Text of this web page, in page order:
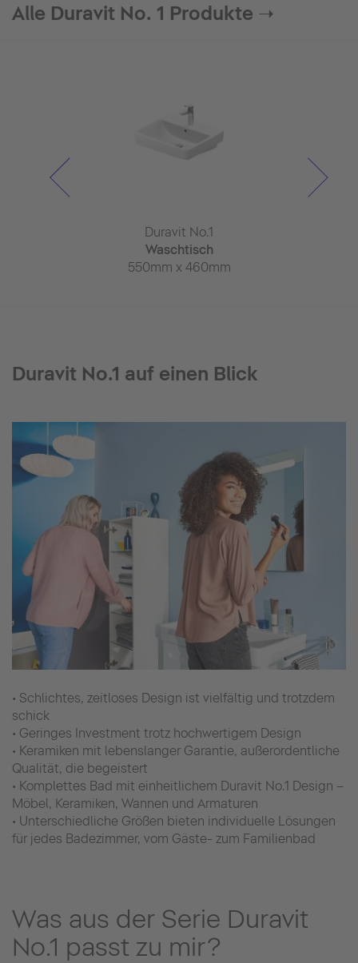
Alle Duravit No. 1 Produkte ➝
Duravit No.1
Waschtisch
550mm x 460mm
Duravit No.1 auf einen Blick
• Schlichtes, zeitloses Design ist vielfältig und trotzdem
schick
• Geringes Investment trotz hochwertigem Design
• Keramiken mit lebenslanger Garantie, außerordentliche
Qualität, die begeistert
• Komplettes Bad mit einheitlichem Duravit No.1 Design –
Möbel, Keramiken, Wannen und Armaturen
• Unterschiedliche Größen bieten individuelle Lösungen
für jedes Badezimmer, vom Gäste- zum Familienbad
Was aus der Serie Duravit
No.1 passt zu mir?